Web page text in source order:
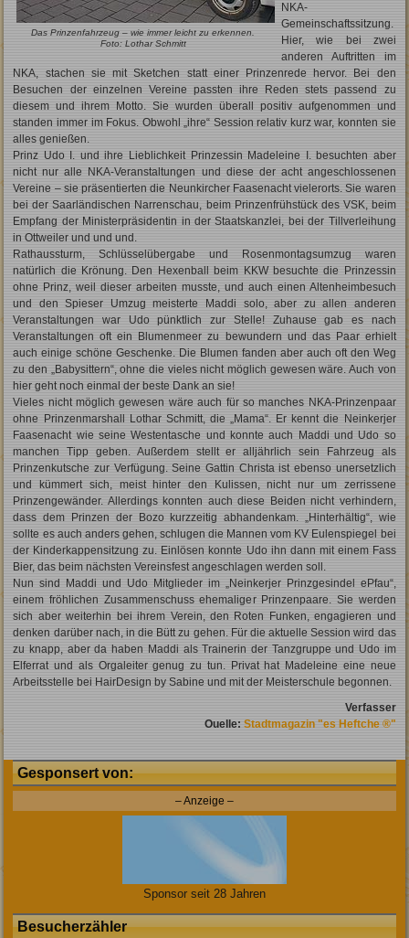
Das Prinzenfahrzeug – wie immer leicht zu ­erkennen.
Foto: Lothar Schmitt
NKA-
Gemeinschaftssitzung.
Hier, wie bei zwei
anderen Auftritten im
NKA, stachen sie mit Sketchen statt einer Prinzenrede hervor. Bei den
Besuchen der einzelnen Vereine passten ihre Reden stets passend zu
diesem und ihrem Motto. Sie wurden überall positiv aufgenommen und
standen immer im Fokus. Obwohl „ihre“ Session relativ kurz war, konnten sie
alles genießen.
Prinz Udo I. und ihre Lieblichkeit Prinzessin Madeleine I. besuchten aber
nicht nur alle NKA-Veranstaltungen und diese der acht angeschlossenen
Vereine – sie präsentierten die Neunkircher Faasenacht vielerorts. Sie waren
bei der Saarländischen Narrenschau, beim Prinzenfrühstück des VSK, beim
Empfang der Ministerpräsidentin in der Staatskanzlei, bei der Tillverleihung
in Ottweiler und und und.
Rathaussturm, Schlüsselübergabe und Rosenmontagsumzug waren
natürlich die Krönung. Den Hexenball beim KKW besuchte die Prinzessin
ohne Prinz, weil dieser arbeiten musste, und auch einen Altenheimbesuch
und den Spieser Umzug meisterte Maddi solo, aber zu allen anderen
Veranstaltungen war Udo pünktlich zur Stelle! Zuhause gab es nach
Veranstaltungen oft ein Blumenmeer zu bewundern und das Paar erhielt
auch einige schöne Geschenke. Die Blumen fanden aber auch oft den Weg
zu den „Babysittern“, ohne die vieles nicht möglich gewesen wäre. Auch von
hier geht noch einmal der beste Dank an sie!
Vieles nicht möglich gewesen wäre auch für so manches NKA-Prinzenpaar
ohne Prinzenmarshall Lothar Schmitt, die „Mama“. Er kennt die Neinkerjer
Faasenacht wie seine Westentasche und konnte auch Maddi und Udo so
manchen Tipp geben. Außerdem stellt er alljährlich sein Fahrzeug als
Prinzenkutsche zur Verfügung. Seine Gattin Christa ist ebenso unersetzlich
und kümmert sich, meist hinter den Kulissen, nicht nur um zerrissene
Prinzengewänder. Allerdings konnten auch diese Beiden nicht verhindern,
dass dem Prinzen der Bozo kurzzeitig abhandenkam. „Hinterhältig“, wie
sollte es auch anders gehen, schlugen die Mannen vom KV Eulenspiegel bei
der Kinderkappensitzung zu. Einlösen konnte Udo ihn dann mit einem Fass
Bier, das beim nächsten Vereinsfest angeschlagen werden soll.
Nun sind Maddi und Udo Mitglieder im „Neinkerjer Prinzgesindel ePfau“,
einem fröhlichen Zusammenschuss ehemaliger Prinzenpaare. Sie werden
sich aber weiterhin bei ihrem Verein, den Roten Funken, engagieren und
denken darüber nach, in die Bütt zu gehen. Für die aktuelle Session wird das
zu knapp, aber da haben Maddi als Trainerin der Tanzgruppe und Udo im
Elferrat und als Orgaleiter genug zu tun. Privat hat Madeleine eine neue
Arbeitsstelle bei HairDesign by Sabine und mit der Meisterschule begonnen.
Verfasser
Ouelle: Stadtmagazin "es Heftche ®"
Gesponsert von:
– Anzeige –
Sponsor seit 28 Jahren
Besucherzähler